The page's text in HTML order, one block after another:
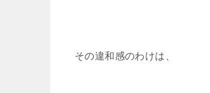
その違和感のわけは、